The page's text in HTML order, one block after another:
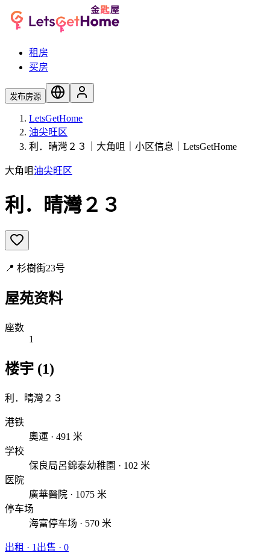
租房
买房
发布房源
LetsGetHome
油尖旺区
利．晴灣２３｜大角咀｜小区信息｜LetsGetHome
大角咀 油尖旺区
利．晴灣２３
📍 杉樹街23号
屋苑资料
座数
1
楼宇 (1)
利．晴灣２３
港铁
奧運 · 491 米
学校
保良局呂錦泰幼稚園 · 102 米
医院
廣華醫院 · 1075 米
停车场
海富停车场 · 570 米
出租 · 1 出售 · 0